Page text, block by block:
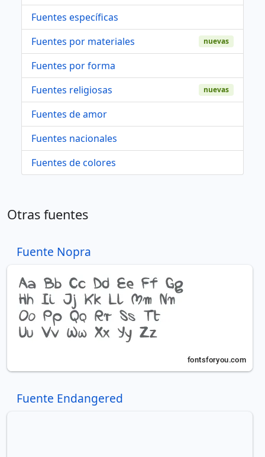
Fuentes específicas
Fuentes por materiales
nuevas
Fuentes por forma
Fuentes religiosas
nuevas
Fuentes de amor
Fuentes nacionales
Fuentes de colores
Otras fuentes
Fuente Nopra
Fuente Endangered